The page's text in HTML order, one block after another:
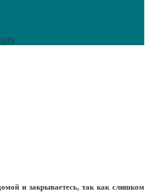
и закрываетесь, так как слишком